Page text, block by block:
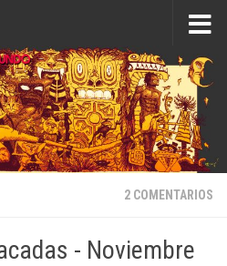
2 COMENTARIOS
- Noviembre